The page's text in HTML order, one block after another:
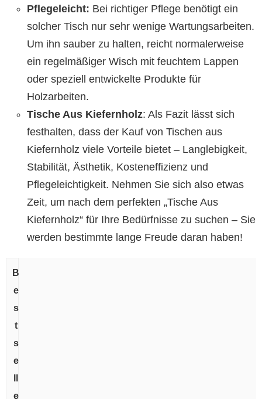
Pflegeleicht: Bei richtiger Pflege benötigt ein
solcher Tisch nur sehr wenige Wartungsarbeiten.
Um ihn sauber zu halten, reicht normalerweise
ein regelmäßiger Wisch mit feuchtem Lappen
oder speziell entwickelte Produkte für
Holzarbeiten.
Tische Aus Kiefernholz: Als Fazit lässt sich
festhalten, dass der Kauf von Tischen aus
Kiefernholz viele Vorteile bietet – Langlebigkeit,
Stabilität, Ästhetik, Kosteneffizienz und
Pflegeleichtigkeit. Nehmen Sie sich also etwas
Zeit, um nach dem perfekten „Tische Aus
Kiefernholz“ für Ihre Bedürfnisse zu suchen – Sie
werden bestimmte lange Freude daran haben!